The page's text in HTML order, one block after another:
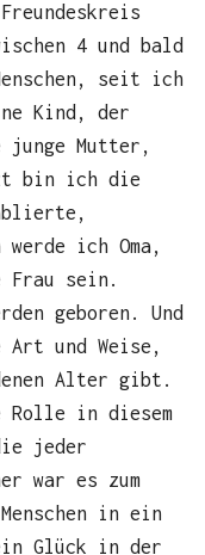
4 und bald
seit ich
Kind, der
junge Mutter,
bin ich die
ich Oma,
Frau sein.
geboren. Und
und Weise,
Alter gibt.
in diesem
jeder
war es zum
in ein
Glück in der